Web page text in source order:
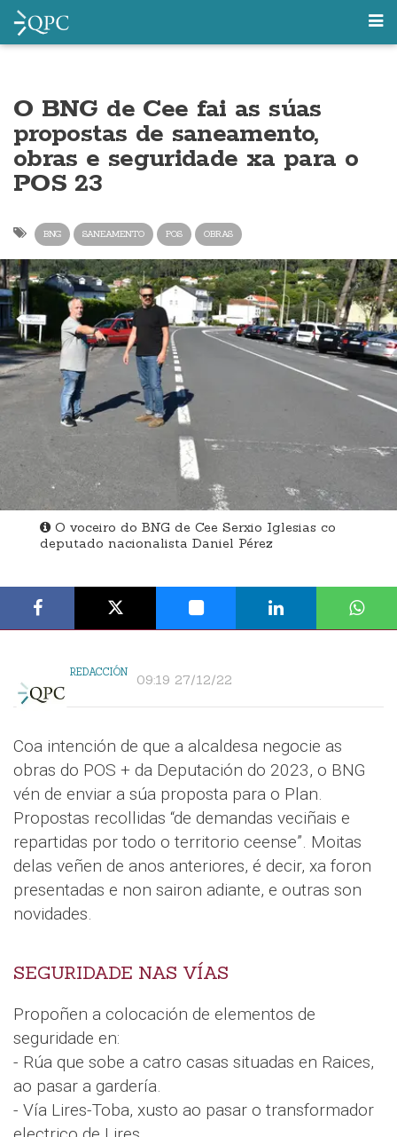
O BNG de Cee fai as súas
propostas de saneamento,
obras e seguridade xa para o
POS 23
BNG SANEAMENTO POS OBRAS
O voceiro do BNG de Cee Serxio Iglesias co
deputado nacionalista Daniel Pérez
REDACCIÓN 09:19 27/12/22
Coa intención de que a alcaldesa negocie as
obras do POS + da Deputación do 2023, o BNG
vén de enviar a súa proposta para o Plan.
Propostas recollidas “de demandas veciñais e
repartidas por todo o territorio ceense”. Moitas
delas veñen de anos anteriores, é decir, xa foron
presentadas e non sairon adiante, e outras son
novidades.
SEGURIDADE NAS VÍAS
Propoñen a colocación de elementos de
seguridade en:
- Rúa que sobe a catro casas situadas en Raices,
ao pasar a gardería.
- Vía Lires-Toba, xusto ao pasar o transformador